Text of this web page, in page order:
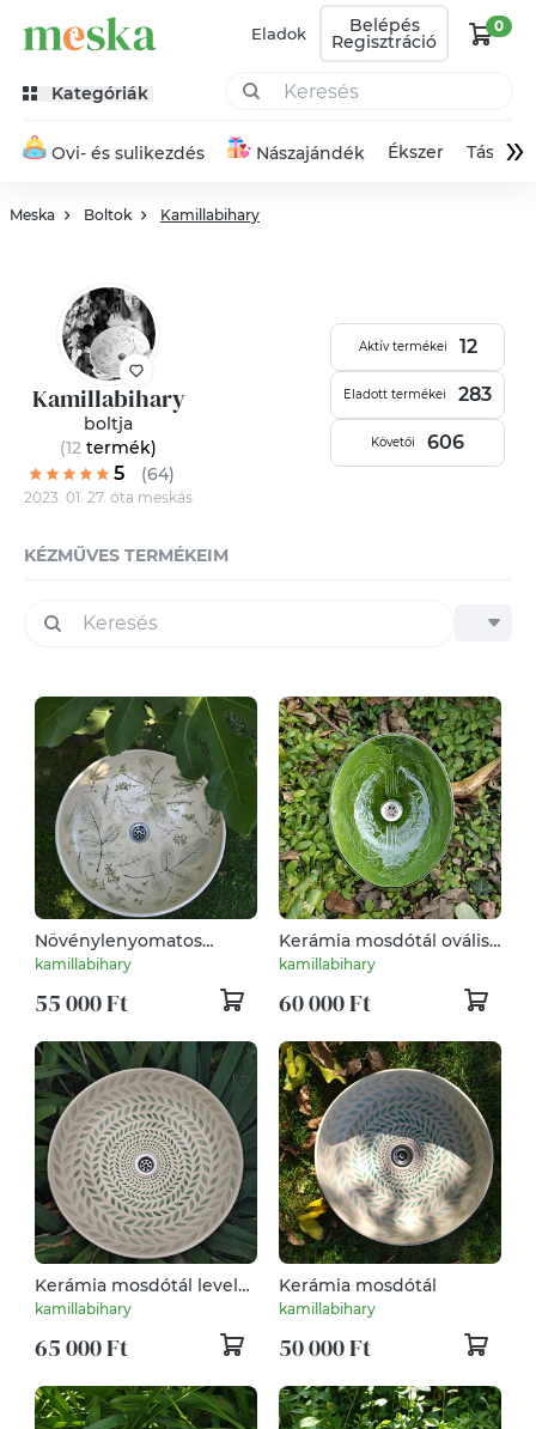
Eladok Belépés
Regisztráció
0
Kategóriák
Ovi- és sulikezdés Nászajándék Ékszer Táska»
Meska Boltok Kamillabihary
Kamillabihary
boltja
(12 termék)
5 (64)
2023. 01. 27. óta meskás
Aktív termékei 12
Eladott termékei 283
Követői 606
KÉZMŰVES TERMÉKEIM
Növénylenyomatos
kerámia mosdótál
kamillabihary
55 000 Ft
Kerámia mosdótál ovális
zöld tulis
kamillabihary
60 000 Ft
Kerámia mosdótál leveles
mintával
kamillabihary
65 000 Ft
Kerámia mosdótál
kamillabihary
50 000 Ft